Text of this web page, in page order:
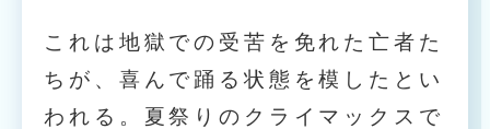
これは地獄での受苦を免れた亡者た
ちが、喜んで踊る状態を模したとい
われる。夏祭りのクライマックスで